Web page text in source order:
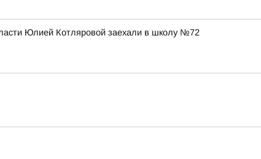
Юлией Котляровой заехали в школу №72